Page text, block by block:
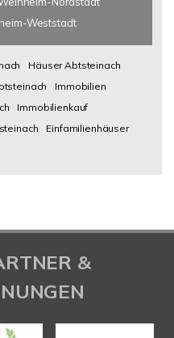
Weststadt
Häuser Abtsteinach
Immobilien
Immobilienkauf
Einfamilienhäuser
&